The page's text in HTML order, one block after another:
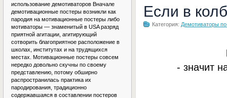
Если в
Категория: Демотиваторы
- значит
использование демотиваторов Вначале
демотивационные постеры возникли как
пародия на мотивационные постеры либо
мотиваторы — знаменитый в USA разряд
приятной агитации, агитирующий
сотворить благоприятное расположение в
школах, институтах и на трудящихся
местах. Мотивационные постеры совсем
нередко довольно скучны по своему
представлению, потому обширно
распространилась практика их
пародирования, традиционно
содержавшаяся в составлении постеров